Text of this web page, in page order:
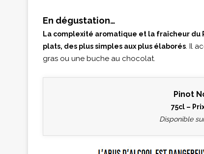
En dégustation…
La complexité aromatique et la fraîcheur
plats, des plus simples aux plus élaborés. Il
gras ou une buche au chocolat.
Pinot
75cl –
Disponible